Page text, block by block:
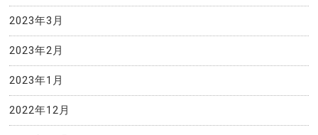
2023年3月
2023年2月
2023年1月
2022年12月